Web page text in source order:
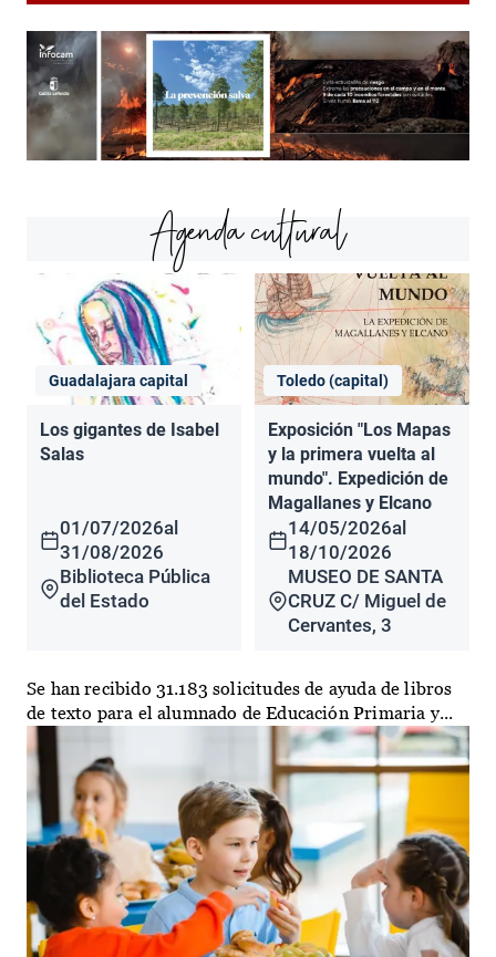
Agenda cultural
Guadalajara capital
Los gigantes de Isabel
Salas
01/07/2026al
31/08/2026
Biblioteca Pública
del Estado
Toledo (capital)
Exposición "Los Mapas
y la primera vuelta al
mundo". Expedición de
Magallanes y Elcano
14/05/2026al
18/10/2026
MUSEO DE SANTA
CRUZ C/ Miguel de
Cervantes, 3
Se han recibido 31.183 solicitudes de ayuda de libros
de texto para el alumnado de Educación Primaria y...